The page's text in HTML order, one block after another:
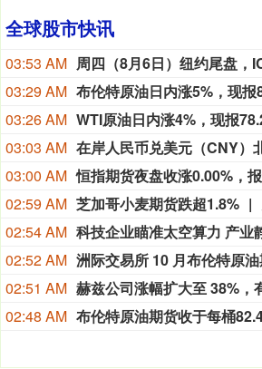
全球股市快讯
03:53 AM
03:29 AM 布伦特原油日内涨5%，现报
03:26 AM WTI原油日内涨4%，现报
03:03 AM
03:00 AM
02:59 AM 芝加哥小麦期货跌超1.8%
02:54 AM 科技企业瞄准太空算力 产业
02:52 AM
02:51 AM
02:48 AM